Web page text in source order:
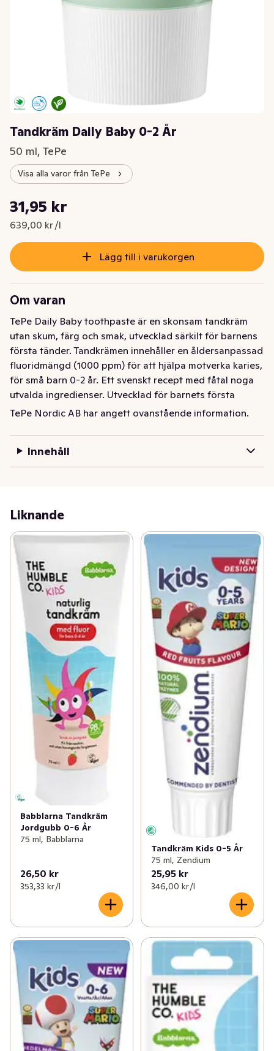
Tandkräm Daily Baby 0-2 År
50 ml, TePe
Visa alla varor från TePe
Nuvarande pris är: 31,95 kr
31,95 kr
639,00 kr /l
Styckpris: 639,00 kr /l
Lägg till i varukorgen
Om varan
TePe Daily Baby toothpaste är en skonsam tandkräm
utan skum, färg och smak, utvecklad särkilt för barnens
första tänder. Tandkrämen innehåller en åldersanpassad
fluoridmängd (1000 ppm) för att hjälpa motverka karies,
för små barn 0-2 år. Ett svenskt recept med fåtal noga
utvalda ingredienser. Utvecklad för barnets första
tänder i samarbete med tandvården. Produkten är
TePe Nordic AB har angett ovanstående information.
Innehåll
Liknande
Babblarna Tandkräm
Jordgubb 0-6 År
75 ml, Babblarna
26,50 kr
353,33 kr /l
Tandkräm Kids 0-5 År
75 ml, Zendium
25,95 kr
346,00 kr /l